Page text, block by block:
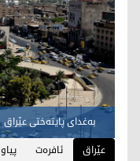
به‌غدای پایته‌ختی عێراق
عێراق
ئافره‌ت پیاو